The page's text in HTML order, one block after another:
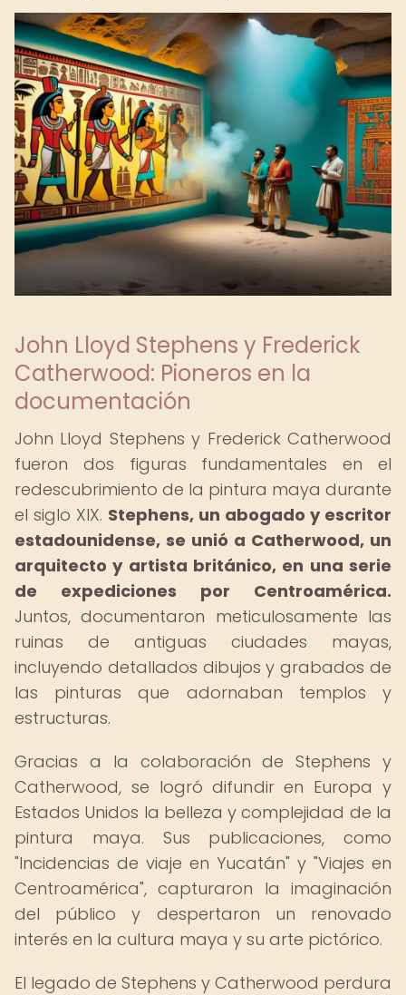
John Lloyd Stephens y Frederick
Catherwood: Pioneros en la
documentación
John Lloyd Stephens y Frederick Catherwood
fueron dos figuras fundamentales en el
redescubrimiento de la pintura maya durante
el siglo XIX. Stephens, un abogado y escritor
estadounidense, se unió a Catherwood, un
arquitecto y artista británico, en una serie
de expediciones por Centroamérica.
Juntos, documentaron meticulosamente las
ruinas de antiguas ciudades mayas,
incluyendo detallados dibujos y grabados de
las pinturas que adornaban templos y
estructuras.
Gracias a la colaboración de Stephens y
Catherwood, se logró difundir en Europa y
Estados Unidos la belleza y complejidad de la
pintura maya. Sus publicaciones, como
"Incidencias de viaje en Yucatán" y "Viajes en
Centroamérica", capturaron la imaginación
del público y despertaron un renovado
interés en la cultura maya y su arte pictórico.
El legado de Stephens y Catherwood perdura